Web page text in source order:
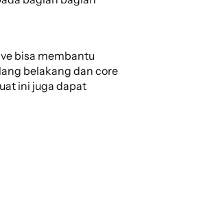
bisa membantu
belakang dan core
ini juga dapat